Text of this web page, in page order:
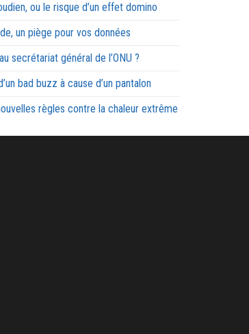
ou le risque d’un effet domino
un piège pour vos données
secrétariat général de l’ONU ?
bad buzz à cause d’un pantalon
règles contre la chaleur extrême